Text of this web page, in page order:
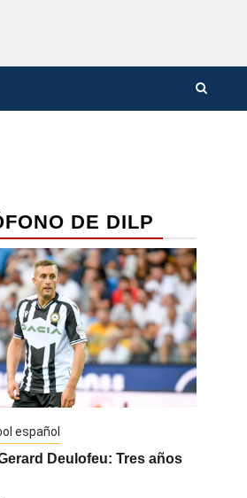
DE DILP
español
Deulofeu: Tres años